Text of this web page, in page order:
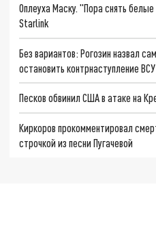
Оплеуха Маску. "Пора снять
Starlink
Без вариантов: Рогозин назвал
остановить контрнаступление ВСУ
Песков обвинил США в атаке на
Киркоров прокомментировал
строчкой из песни Пугачевой